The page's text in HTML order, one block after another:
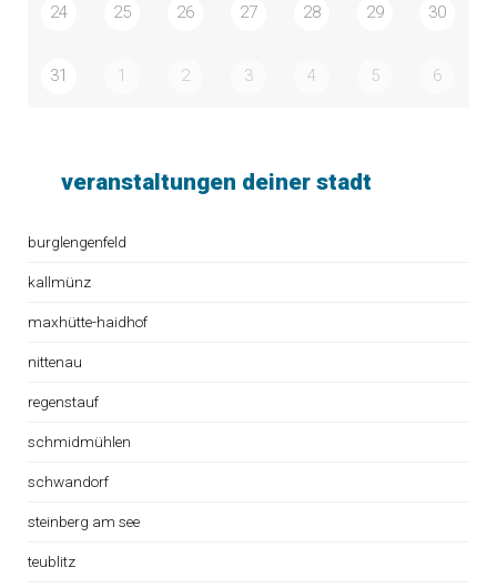
24 25 26 27 28 29 30
31 1 2 3 4 5 6
veranstaltungen deiner stadt
burglengenfeld
kallmünz
maxhütte-haidhof
nittenau
regenstauf
schmidmühlen
schwandorf
steinberg am see
teublitz